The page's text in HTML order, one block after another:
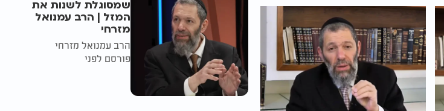
שמסוגלת לשנות את
המזל | הרב עמנואל
מזרחי
הרב עמנואל מזרחי
פורסם לפני